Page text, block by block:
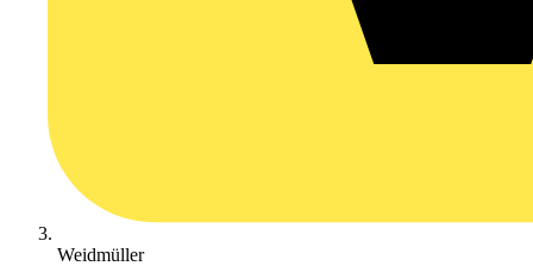
Weidmüller